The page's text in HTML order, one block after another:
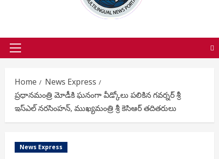
Primary
Home
News Express
ప్రధానమంత్రి మోడీకి ఘనంగా వీడ్కోలు పలికిన గవర్నర్ శ్రీ
ఇస్ఎల్ నరసింహన్, ముఖ్యమంత్రి శ్రీ కెసిఆర్ తదితరులు
News Express